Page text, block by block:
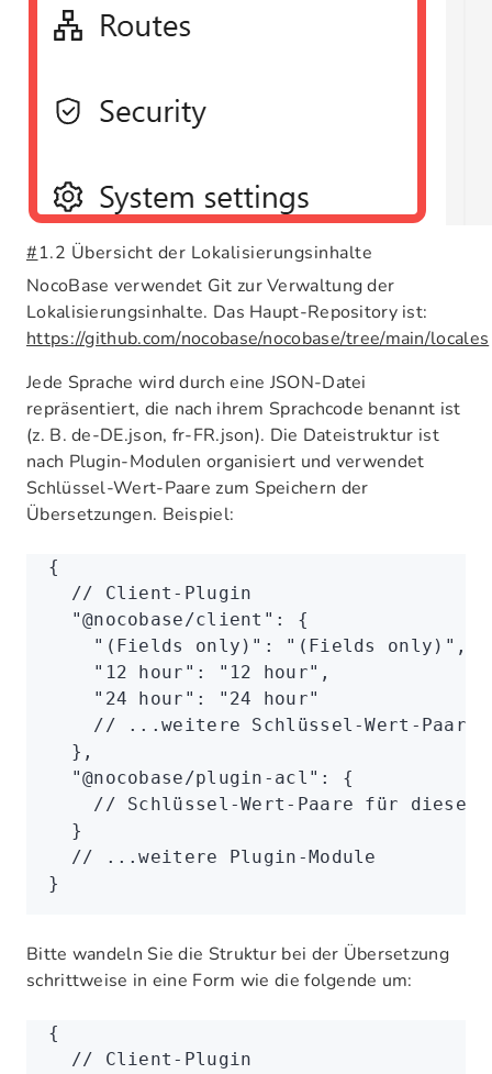
#1.2 Übersicht der Lokalisierungsinhalte
NocoBase verwendet Git zur Verwaltung der
Lokalisierungsinhalte. Das Haupt-Repository ist:
https://github.com/nocobase/nocobase/tree/main/locales
Jede Sprache wird durch eine JSON-Datei
repräsentiert, die nach ihrem Sprachcode benannt ist
(z. B. de-DE.json, fr-FR.json). Die Dateistruktur ist
nach Plugin-Modulen organisiert und verwendet
Schlüssel-Wert-Paare zum Speichern der
Übersetzungen. Beispiel:
{
  // Client-Plugin
  "@nocobase/client"
:
{
    "(Fields only)"
: "(Fields only)" ,
    "12 hour"
: "12 hour" ,
    "24 hour"
:
"24 hour"
    // ...weitere Schlüssel-Wert-Paare
  }
,
  "@nocobase/plugin-acl"
:
{
// Schlüssel-Wert-Paare für dieses
  }
  // ...weitere Plugin-Module
}
Bitte wandeln Sie die Struktur bei der Übersetzung
schrittweise in eine Form wie die folgende um:
{
  // Client-Plugin